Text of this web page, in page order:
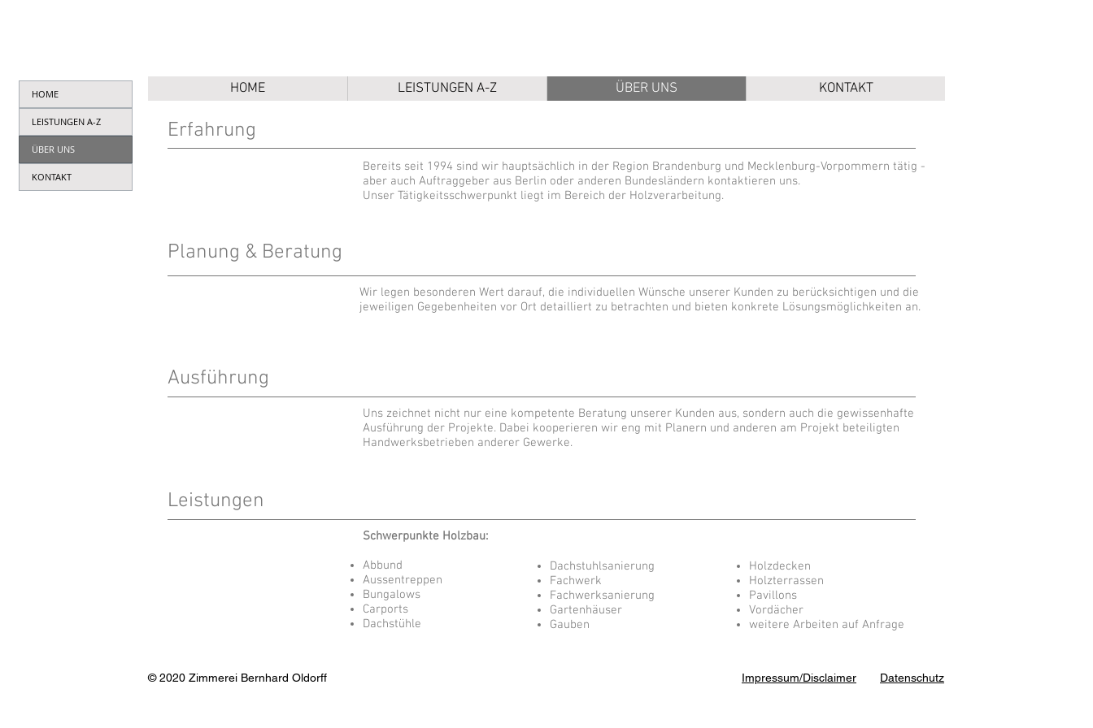
HOME
LEISTUNGEN A-Z
ÜBER UNS
KONTAKT
Erfahrung
Bereits seit 1994 sind wir hauptsächlich in der Region Brandenburg und Mecklenburg-Vorpommern tätig -
aber auch Auftraggeber aus Berlin oder anderen Bundesländern kontaktieren uns.
Unser Tätigkeitsschwerpunkt liegt im Bereich der Holzverarbeitung.
Planung & Beratung
Wir legen besonderen Wert darauf, die individuellen Wünsche unserer Kunden zu berücksichtigen und die
jeweiligen Gegebenheiten vor Ort detailliert zu betrachten und bieten konkrete Lösungsmöglichkeiten an.
Ausführung
Uns zeichnet nicht nur eine kompetente Beratung unserer Kunden aus, sondern auch die gewissenhafte
Ausführung der Projekte. Dabei kooperieren wir eng mit Planern und anderen am Projekt beteiligten
Handwerksbetrieben anderer Gewerke.
Leistungen
Schwerpunkte Holzbau:
Abbund
Aussentreppen
Bungalows
Carports
Dachstühle
Dachstuhlsanierung
Fachwerk
Fachwerksanierung
Gartenhäuser
Gauben
Holzdecken
Holzterrassen
Pavillons
Vordächer
weitere Arbeiten auf Anfrage
HOME LEISTUNGEN A-Z ÜBER UNS KONTAKT
© 2020 Zimmerei Bernhard Oldorff Impressum/Disclaimer Datenschutz